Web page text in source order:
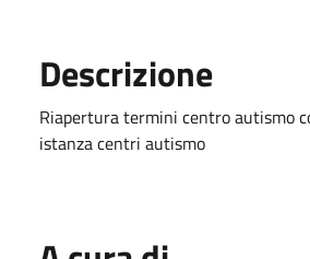
Descrizione
Riapertura termini centro autismo
istanza centri autismo